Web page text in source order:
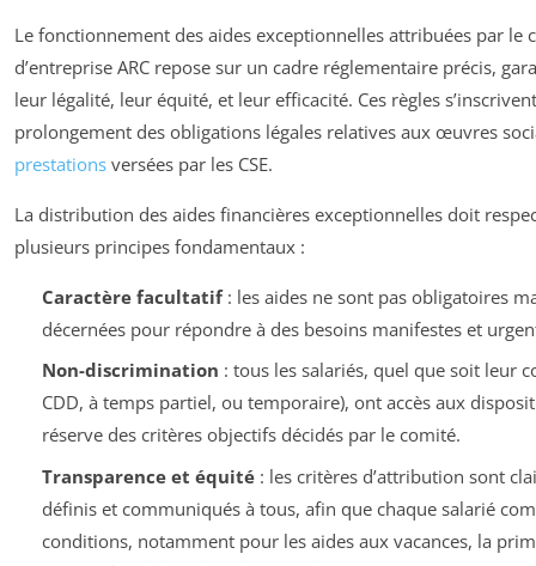
Le fonctionnement des aides exceptionnelles attribuées par le
d’entreprise ARC repose sur un cadre réglementaire précis,
leur légalité, leur équité, et leur efficacité. Ces règles
prolongement des obligations légales relatives aux œuvres
prestations versées par les CSE.
La distribution des aides financières exceptionnelles doit
plusieurs principes fondamentaux :
Caractère facultatif: les aides ne sont pas obligatoires
décernées pour répondre à des besoins manifestes et
Non-discrimination : tous les salariés, quel que soit leur
CDD, à temps partiel, ou temporaire), ont accès aux
réserve des critères objectifs décidés par le comité.
Transparence et équité: les critères d’attribution sont
définis et communiqués à tous, afin que chaque salarié
conditions, notamment pour les aides aux vacances, la